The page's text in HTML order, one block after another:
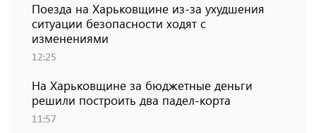
Поезда на Харьковщине из-за ухудшения
ситуации безопасности ходят с
изменениями
12:25
На Харьковщине за бюджетные деньги
решили построить два падел-корта
11:57